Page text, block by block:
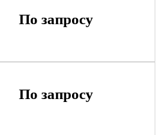
По запросу
По запросу